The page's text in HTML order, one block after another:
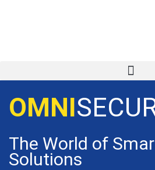
OMNI
The World of
Solutions